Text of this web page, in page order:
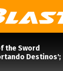
the Sword
Destinos';